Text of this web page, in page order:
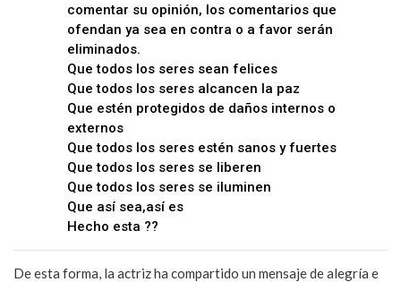
comentar su opinión, los comentarios que
ofendan ya sea en contra o a favor serán
eliminados.
Que todos los seres sean felices
Que todos los seres alcancen la paz
Que estén protegidos de daños internos o
externos
Que todos los seres estén sanos y fuertes
Que todos los seres se liberen
Que todos los seres se iluminen
Que así sea,así es
Hecho esta ??
De esta forma, la actriz ha compartido un mensaje de alegría e